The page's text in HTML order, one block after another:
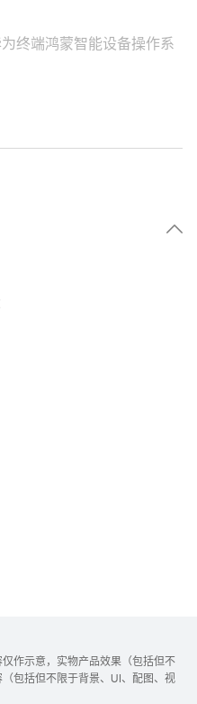
终端鸿蒙智能设备操作系
作示意，实物产品效果（包括但不
包括但不限于背景、UI、配图、视